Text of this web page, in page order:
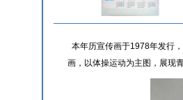
本年历宣传画于1978年发行
画，以体操运动为主图，展现